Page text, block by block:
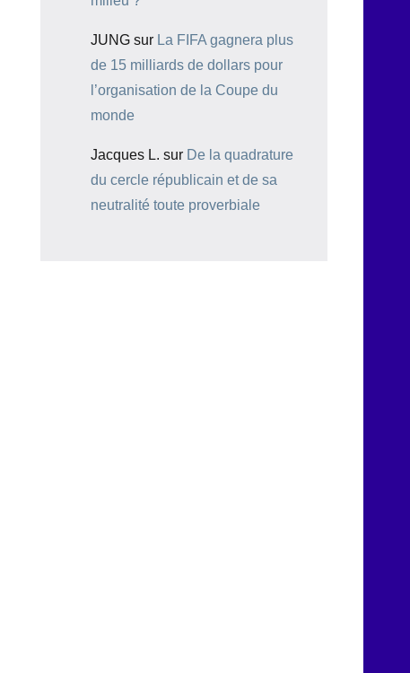
JUNG sur La FIFA gagnera plus
de 15 milliards de dollars pour
l’organisation de la Coupe du
monde
Jacques L. sur De la quadrature
du cercle républicain et de sa
neutralité toute proverbiale